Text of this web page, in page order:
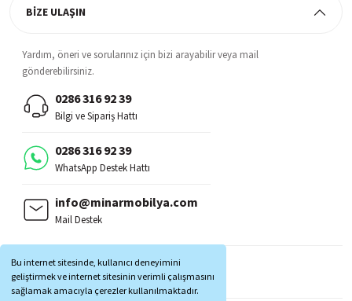
Bu internet sitesinde, kullanıcı deneyimini
geliştirmek ve internet sitesinin verimli çalışmasını
sağlamak amacıyla çerezler kullanılmaktadır.
BİZE ULAŞIN
Yardım, öneri ve sorularınız için bizi arayabilir veya mail
gönderebilirsiniz.
0286 316 92 39
Bilgi ve Sipariş Hattı
0286 316 92 39
WhatsApp Destek Hattı
info@minarmobilya.com
Mail Destek
MOBİL UYGULAMALAR: